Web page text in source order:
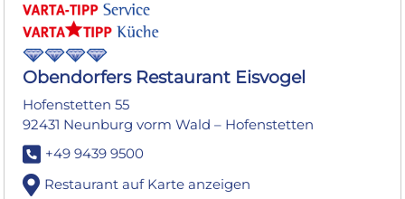
Obendorfers Restaurant Eisvogel
Hofenstetten 55
92431 Neunburg vorm Wald – Hofenstetten
+49 9439 9500
Restaurant auf Karte anzeigen